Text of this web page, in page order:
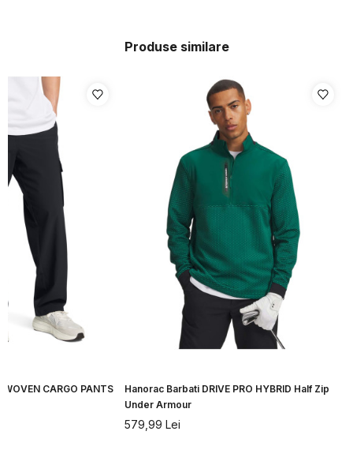
Produse similare
CARGO PANTS
Hanorac Barbati DRIVE PRO HYBRID Half Zip
Under Armour
579,99 Lei